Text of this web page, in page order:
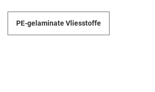
PE-gelaminate Vliesstoffe